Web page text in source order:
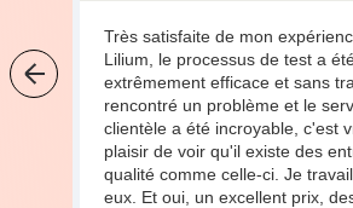
Très satisfaite de mon
Lilium, le processus de test a
extrêmement efficace et sans
rencontré un problème et le
clientèle a été incroyable, c'est
plaisir de voir qu'il existe des
qualité comme celle-ci. Je
eux. Et oui, un excellent prix,